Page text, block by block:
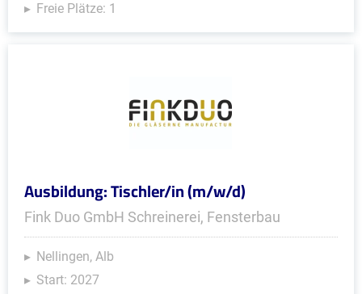
Freie Plätze: 1
Ausbildung: Tischler/in (m/w/d)
Fink Duo GmbH Schreinerei, Fensterbau
Nellingen, Alb
Start: 2027